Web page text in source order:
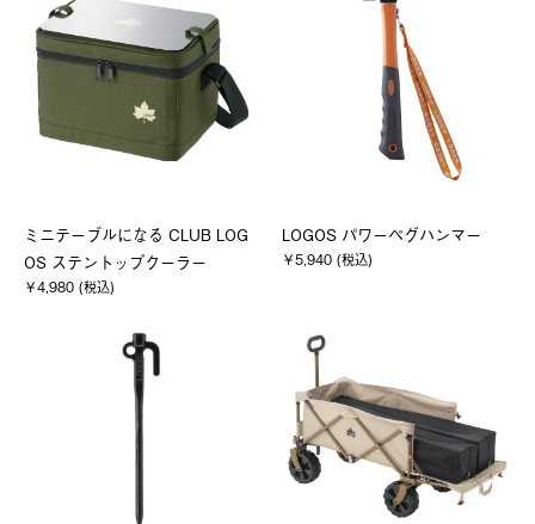
ミニテーブルになる CLUB LOG
OS ステントップクーラー
￥4,980 (税込)
LOGOS パワーペグハンマー
￥5,940 (税込)